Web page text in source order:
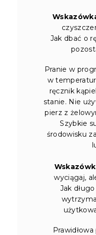
Jak dbać o
Pranie w
w
ręcznik
stanie. Nie
pierz z
Szybkie
środowisku
wyciągaj,
Jak